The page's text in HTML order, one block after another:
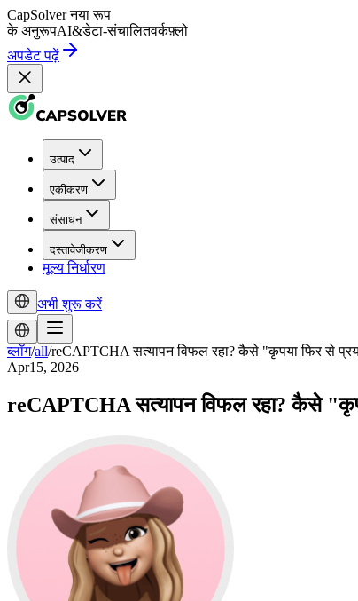
CapSolver नया रूप
के अनुरूपAI&डेटा-संचालितवर्कफ़्लो
अपडेट पढ़ें
उत्पाद
एकीकरण
संसाधन
दस्तावेजीकरण
मूल्य निर्धारण
अभी शुरू करें
ब्लॉग/all/reCAPTCHA सत्यापन विफल रहा? कैसे "कृपया फिर से
Apr15, 2026
reCAPTCHA सत्यापन विफल रहा? कैसे